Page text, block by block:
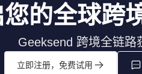
的全球跨
Geeksend 跨境全链路
立即注册，免费试用